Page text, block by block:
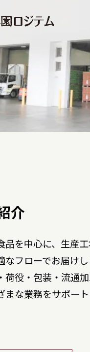
会社情報
メッセージ
事業所一覧
事業紹介
介
品を中心に、生産
フローでお届けし
荷役・包装・流通
な業務をサポート